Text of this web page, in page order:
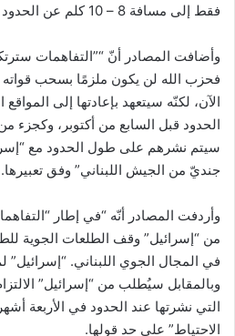
فقط إلى مسافة 8 – 10 كلم عن الحدود مع الكيان.
وأضافت المصادر أنّ “”التفاهمات
فحزب الله لن يكون ملزمًا بسحب قواته
الآن، لكنّه سيتعهد بإعادتها إلى
الحدود قبل السابع من أكتوبر، وكجزء
جنديّ من الجيش اللبناني” وفق تعبيرها.
وأردفت المصادر أنّه “في إطار
من “إسرائيل” وقف الطلعات الجوية
في المجال الجوي اللبناني.
وبالمقابل سيُطلب من “إسرائيل”
التي نشرتها عند الحدود في الأربعة
الاحتياط” على حد قولها.